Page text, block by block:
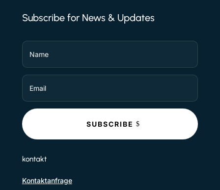
Subscribe for News & Updates
SUBSCRIBE
kontakt
Kontaktanfrage